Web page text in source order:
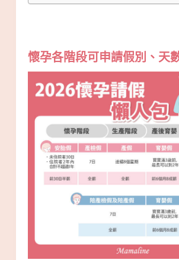
懷孕各階段可申請假別、天